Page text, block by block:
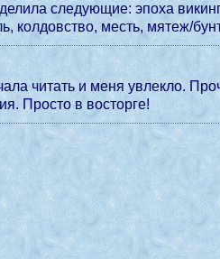
следующие: эпоха
колдовство, месть, мятеж/
читать и меня увлекло.
Просто в восторге!